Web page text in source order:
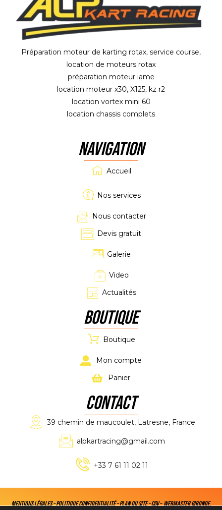
Préparation moteur de karting rotax, service course,
location de moteurs rotax
préparation moteur iame
location moteur x30, X125, kz r2
location vortex mini 60
location chassis complets
NAVIGATION
Accueil
Nos services
Nous contacter
Devis gratuit
Galerie
Video
Actualités
Boutique
Boutique
Mon compte
Panier
CONTACT
39 chemin de maucoulet, Latresne, France
alpkartracing@gmail.com
+33 7 61 11 02 11
Mentions légales–Politique confidentialité–Plan du site–CGV–Webmaster Gironde.